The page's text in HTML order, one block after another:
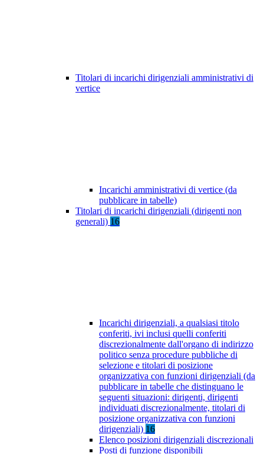
Titolari di incarichi dirigenziali amministrativi di
vertice
Incarichi amministrativi di vertice (da
pubblicare in tabelle)
Titolari di incarichi dirigenziali (dirigenti non
generali) 16
Incarichi dirigenziali, a qualsiasi titolo
conferiti, ivi inclusi quelli conferiti
discrezionalmente dall'organo di indirizzo
politico senza procedure pubbliche di
selezione e titolari di posizione
organizzativa con funzioni dirigenziali (da
pubblicare in tabelle che distinguano le
seguenti situazioni: dirigenti, dirigenti
individuati discrezionalmente, titolari di
posizione organizzativa con funzioni
dirigenziali) 16
Elenco posizioni dirigenziali discrezionali
Posti di funzione disponibili